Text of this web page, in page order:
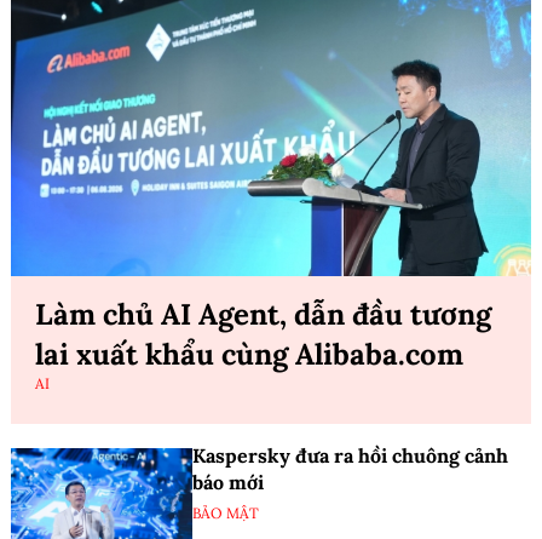
Làm chủ AI Agent, dẫn đầu tương
lai xuất khẩu cùng Alibaba.com
AI
Kaspersky đưa ra hồi chuông cảnh
báo mới
BẢO MẬT